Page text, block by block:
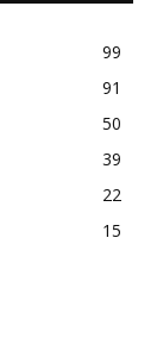
99
91
50
39
22
15